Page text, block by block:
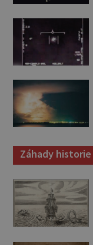
Záhady historie